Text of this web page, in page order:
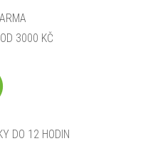
3000 KČ
DO 12 HODIN